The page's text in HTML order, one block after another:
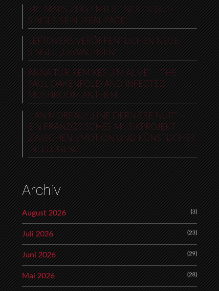
MC MARS ZEIGT MIT SEINER DEBUT-
SINGLE SEIN „REAL FACE“
LEFTOVERS VERÖFFENTLICHEN NEUE
SINGLE „ERWACHSEN“
ANNA TUR REMIXES „I’M ALIVE“ – THE
PAUL OAKENFOLD AND INFECTED
MUSHROOM ANTHEM
ILAN MOREAU: „UNE DERNIÈRE NUIT“ –
EIN FRANZÖSISCHES MUSIKPROJEKT
ZWISCHEN EMOTION UND KÜNSTLICHER
INTELLIGENZ
Archiv
August 2026 (3)
Juli 2026 (23)
Juni 2026 (29)
Mai 2026 (28)